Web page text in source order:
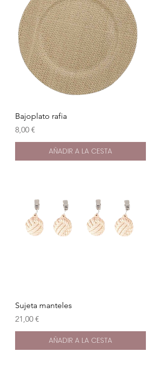
Bajoplato rafia
Precio
8,00 €
AÑADIR A LA CESTA
Sujeta manteles
Precio
21,00 €
AÑADIR A LA CESTA